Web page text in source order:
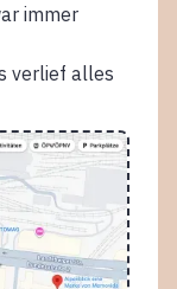
immer
verlief alles